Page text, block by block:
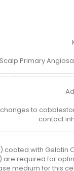
Scalp Primary
to
contact
coated with Gelatin
are required for
medium for this